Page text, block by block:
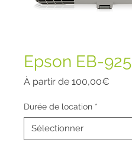
Epson EB-925
À partir de 100,00€
Durée de location *